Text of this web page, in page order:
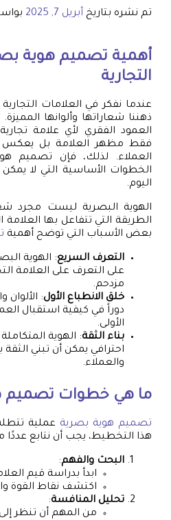
تم نشره بتاريخ أبريل 7, 2025
أهمية تصميم هوية
التجارية
عندما نفكر في العلامات التجارية
ذهننا شعاراتها وألوانها المميزة.
العمود الفقري لأي علامة
فقط مظهر العلامة بل يعكس
العملاء. لذلك، فإن تصميم
الخطوات الأساسية التي لا
اليوم.
الهوية البصرية ليست مجرد
الطريقة التي تتفاعل بها
بعض الأسباب التي توضح أهمية
التعرف السريع: الهوية
على التعرف على العلامة
مزدحم.
خلق الانطباع الأول:
دوراً في كيفية استقبال
الأولى.
بناء الثقة: الهوية
احترافي يمكن أن تبني الثقة
والعملاء.
ما هي خطوات تصميم
تصميم هوية بصرية عملية
هذا التخطيط، يجب أن نتابع
البحث والفهم:
ابدأ بدراسة قيم
اكتشف نقاط
تحليل المنافسة:
من المهم أن تنظر